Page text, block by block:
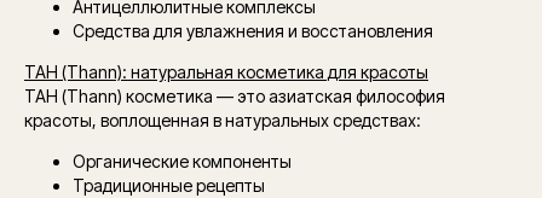
Антицеллюлитные комплексы
Средства для увлажнения и восстановления
ТАН (Thann): натуральная косметика для красоты
ТАН (Thann) косметика — это азиатская философия
красоты, воплощенная в натуральных средствах:
Органические компоненты
Традиционные рецепты